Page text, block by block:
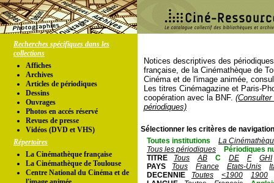
Recherches spécifiques dans les
collections
Affiches
Archives
Articles de périodiques
Dessins
Ouvrages
Photos en accés réservé
Revues de presse
Vidéos (DVD et VHS)
Répertoires
La Cinémathèque française
La Cinémathèque de Toulouse
Centre National du Cinéma et de
Notices descriptives des
française, de la Cinémathèque de
Cinéma et de l'image animée,
Les titres Cinémagazine et Paris-
coopération avec la BNF.
périodiques)
Sélectionner les critères de
Toutes institutions
La
Tous les périodiques
Périodiques
TITRE
Tous AB C DE F
GHI
PAYS
Tous France Etats-Unis
DECENNIE
Toutes <1900
1900